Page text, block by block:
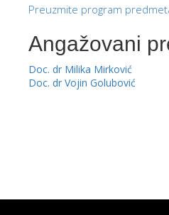
Preuzmite program
Angažovani
Doc. dr Milika Mirković
Doc. dr Vojin Golubović